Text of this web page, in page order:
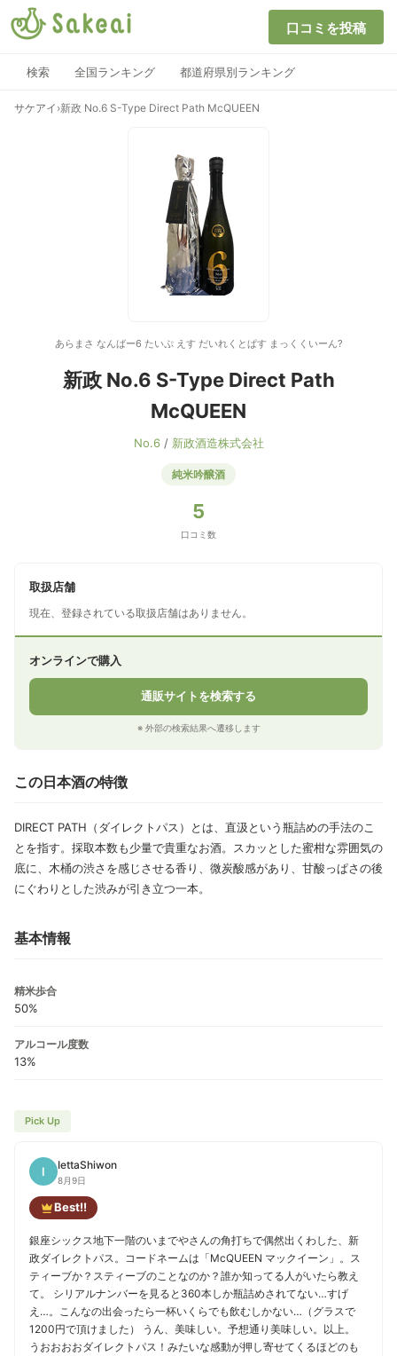
口コミを投稿
検索 全国ランキング 都道府県別ランキング
サケアイ ›新政 No.6 S-Type Direct Path McQUEEN
あらまさ なんばー6 たいぷ えす だいれくとぱす まっくくいーん?
新政 No.6 S-Type Direct Path
McQUEEN
No.6/ 新政酒造株式会社
純米吟醸酒
5
口コミ数
取扱店舗
現在、登録されている取扱店舗はありません。
オンラインで購入
通販サイトを検索する
※ 外部の検索結果へ遷移します
この日本酒の特徴
DIRECT PATH（ダイレクトパス）とは、直汲という瓶詰めの手法のこ
とを指す。採取本数も少量で貴重なお酒。スカッとした蜜柑な雰囲気の
底に、木桶の渋さを感じさせる香り、微炭酸感があり、甘酸っぱさの後
にぐわりとした渋みが引き立つ一本。
基本情報
精米歩合
50%
アルコール度数
13%
Pick Up
I IettaShiwon
8月9日
Best!!
銀座シックス地下一階のいまでやさんの角打ちで偶然出くわした、新
政ダイレクトパス。コードネームは「McQUEEN マックイーン」。ス
ティーブか？スティーブのことなのか？誰か知ってる人がいたら教え
て。 シリアルナンバーを見ると360本しか瓶詰めされてない…すげ
え…。こんなの出会ったら一杯いくらでも飲むしかない…（グラスで
1200円で頂けました） うん、美味しい。予想通り美味しい。以上。
うおおおおダイレクトパス！みたいな感動が押し寄せてくるほどのも